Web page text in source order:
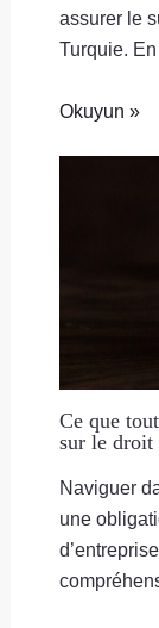
assurer le
Turquie.
Okuyun »
Ce que
sur le droit
Naviguer
une